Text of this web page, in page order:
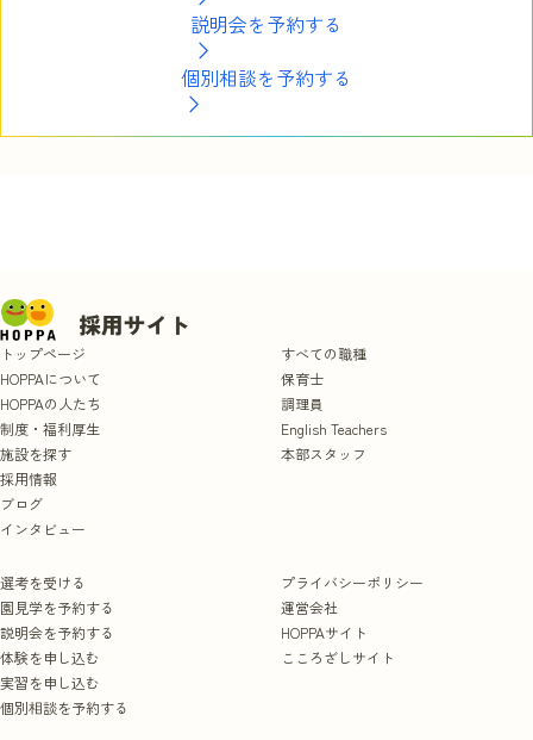
説明会を予約する
個別相談を予約する
トップページ
HOPPAについて
HOPPAの人たち
制度・福利厚生
施設を探す
採用情報
ブログ
インタビュー
すべての職種
保育士
調理員
English Teachers
本部スタッフ
選考を受ける
園見学を予約する
説明会を予約する
体験を申し込む
実習を申し込む
個別相談を予約する
プライバシーポリシー
運営会社
HOPPAサイト
こころざしサイト